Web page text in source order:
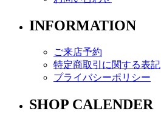
INFORMATION
ご来店予約
特定商取引に関する表記
プライバシーポリシー
SHOP CALENDER